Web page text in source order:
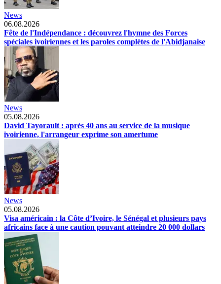
News
06.08.2026
Fête de l'Indépendance : découvrez l'hymne des Forces
spéciales ivoiriennes et les paroles complètes de l'Abidjanaise
News
05.08.2026
David Tayorault : après 40 ans au service de la musique
ivoirienne, l'arrangeur exprime son amertume
News
05.08.2026
Visa américain : la Côte d’Ivoire, le Sénégal et plusieurs pays
africains face à une caution pouvant atteindre 20 000 dollars